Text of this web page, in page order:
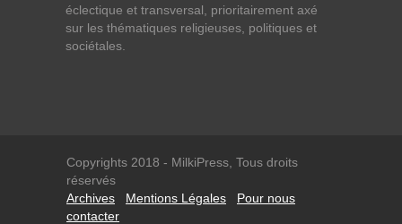
éclectique et transversal, prioritairement axé
sur les thématiques religieuses, politiques et
sociétales.
Copyrights 2018 - MilkiPress, Tous droits
réservés
Archives
Mentions Légales
Pour nous
contacter